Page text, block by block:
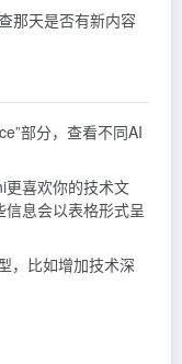
那天是否有新内容
部分，查看不同AI
更喜欢你的技术文
信息会以表格形式呈
，比如增加技术深